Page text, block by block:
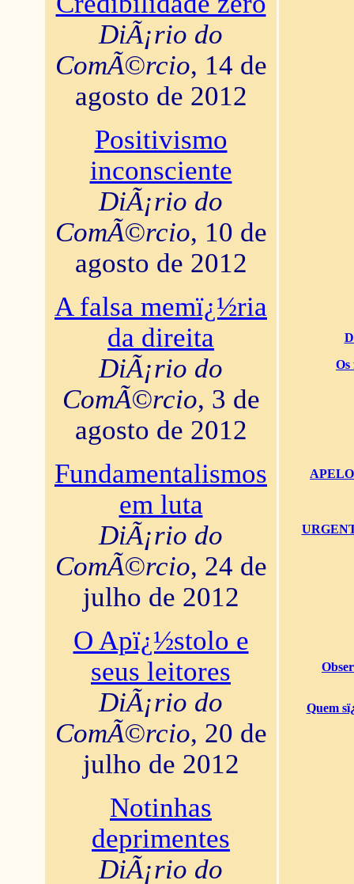
DiÃ¡rio do
ComÃ©rcio, 14 de
agosto de 2012
Positivismo
inconsciente
DiÃ¡rio do
ComÃ©rcio, 10 de
agosto de 2012
A falsa memï¿½ria
da direita
DiÃ¡rio do
ComÃ©rcio, 3 de
agosto de 2012
Fundamentalismos
em luta
DiÃ¡rio do
ComÃ©rcio, 24 de
julho de 2012
O Apï¿½stolo e
seus leitores
DiÃ¡rio do
ComÃ©rcio, 20 de
julho de 2012
Notinhas
deprimentes
DiÃ¡rio do
Os
Quem